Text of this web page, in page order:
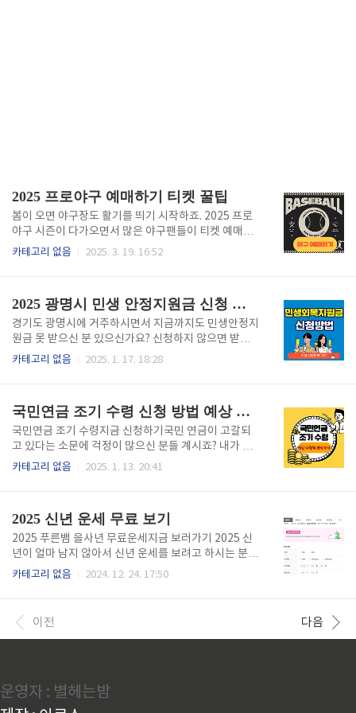
2025 프로야구 예매하기 티켓 꿀팁
봄이 오면 야구장도 활기를 띄기 시작하죠. 2025 프로
야구 시즌이 다가오면서 많은 야구팬들이 티켓 예매에
관심을 갖고 있어요. 특히 인기 경기는 오픈과 동시에
이동 가능합니다. ⬇️프로야구 예매 바로가기⚾ 2025
프로야구, 이것만은 알고 시작하세요!2025 시즌은 전
년보다 더 많은 이벤트와 특별 경기가 예정되어 있어요.
각 구단들은 시즌 초반부터 다양한 프로모션을 준비하
고 있죠. 티켓 예매를 위해서는 우선 몇 가지 기본 정보
카테고리 없음 2025. 3. 19. 16:52
2025 광명시 민생 안정지원금 신청 방법
경기도 광명시에 거주하시면서 지금까지도 민생안정지
원금 못 받으신 분 있으신가요? 신청하지 않으면 받지
못하는 10만원 지원금 신청이 시작되었습니다. 광명시
안정지원금 신청사이트로 이동합니다.⬇️민생안정지원
금 신청하기 👆️ 2025 광명시 민생안정지원금 신청대
상, 기간, 장소, 사용기한 경기도 광명시 민생안정지원
금 신청하시기 전에 꼭 숙지하고 계셔야 할 핵심 사항들
만 모았습니다. 아래에서 중요 내용들을 손쉽게 확인하
다. ✅ ..
카테고리 없음 2025. 1. 17. 18:28
국민연금 조기 수령 신청 방법 예상 수령액 조회
국민연금 조기 수령지금 신청하기국민 연금이 고갈되
고 있다는 소문에 걱정이 많으신 분들 계시죠? 내가 낸
돈 만큼 받을 수 있을까? 못 받으면 어쩌지? 라는 고민을
이 대상자가 맞는지를 조회해 보시고, 조기수령 신청방
법을 공유해 드릴테니, 손쉽게 신청해 보시기 바랍니다.
먼저 본인이 받게 될 국민연금 수령액이 얼마인지부터
아래 버튼을 통해 확인해 보세요. ⬇️본인의 연금 예상 수
령액을 알아보는 사이트로 이동합니다. ⬇️ 국민연금 예
이 국민 연금의 수령연령은 만 60세입니다. 하지만 그
카테고리 없음 2025. 1. 13. 20:41
2025 신년 운세 무료 보기
2025 푸른뱀 을사년 무료운세지금 보러가기 2025 신
년이 얼마 남지 않아서 신년 운세를 보려고 하시는 분들
많이 있으시죠? 2025 푸른뱀의 해를 맞이해서 신년에
비스를 이용하실 수 있습니다. 무료로 신년 운세를 볼
수 있는 곳을 최대로 많이 준비해 두었으니 지금 바로
보기👆️ 아시아경제 무료 운세보기👆️ 점신 무료 운세보
기👆️ 농협 무료 신토정비결 무료보기 2025 농협 무료
카테고리 없음 2024. 12. 24. 17:50
이전 다음
운영자 : 별헤는밤